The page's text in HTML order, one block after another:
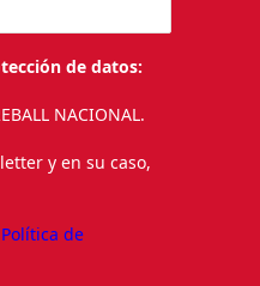
de datos:
NACIONAL.
y en su caso,
Política de